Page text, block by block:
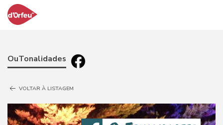
OuTonalidades
VOLTAR À LISTAGEM